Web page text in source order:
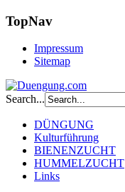
TopNav
Impressum
Sitemap
Search...
DÜNGUNG
Kulturführung
BIENENZUCHT
HUMMELZUCHT
Links